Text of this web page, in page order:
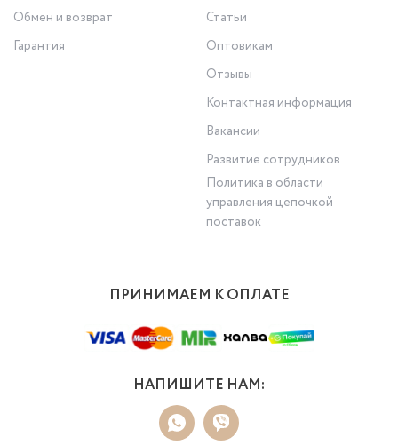
Обмен и возврат
Гарантия
Статьи
Оптовикам
Отзывы
Контактная информация
Вакансии
Развитие сотрудников
Политика в области
управления цепочкой
поставок
ПРИНИМАЕМ К ОПЛАТЕ
НАПИШИТЕ НАМ: